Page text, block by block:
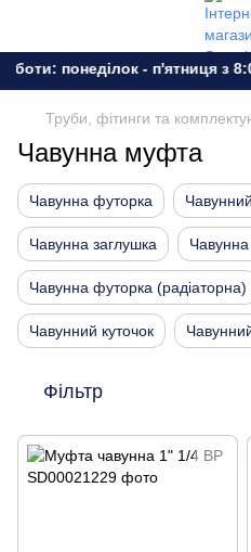
понеділок - п'ятниця з
Труби, фітинги та
Чавунна муфта
Чавунна футорка
Чавунна заглушка Чавунна
Чавунна футорка (радіаторна)
Чавунний куточок
Фільтр